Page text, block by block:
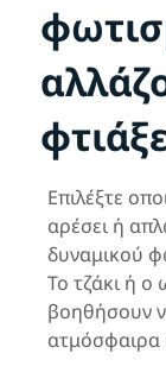
Επιλέξτε
αρέσει ή
δυναμικού
Το τζάκι ή ο
βοηθήσουν
ατμόσφαιρα